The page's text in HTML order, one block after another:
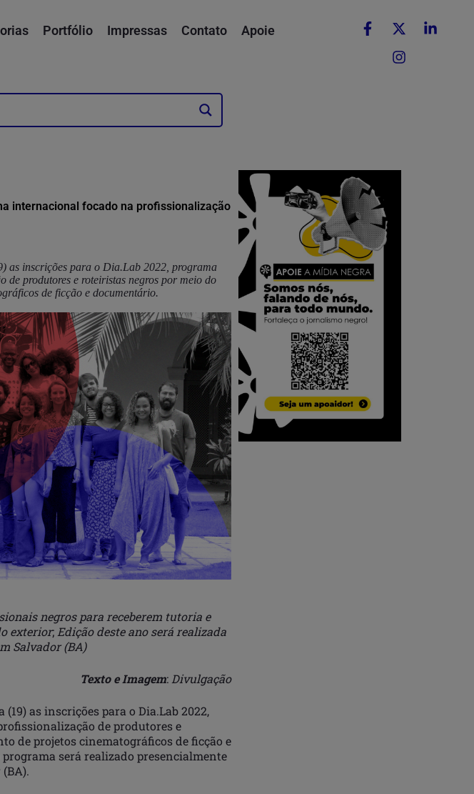
Portfólio Impressas Contato Apoie
internacional focado na profissionalização
as inscrições para o Dia.Lab 2022, programa
produtores e roteiristas negros por meio do
de ficção e documentário.
negros para receberem tutoria e
exterior; Edição deste ano será realizada
Salvador (BA)
Texto e Imagem: Divulgação
as inscrições para o Dia.Lab 2022,
de produtores e
de projetos cinematográficos de ficção e
será realizado presencialmente